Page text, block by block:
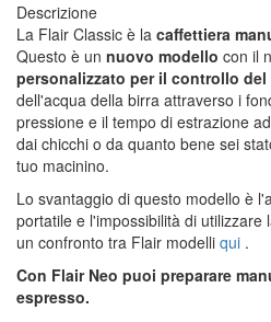
Descrizione
La Flair Classic è la caffettiera
Questo è un nuovo modello con il
personalizzato per il controllo
dell'acqua della birra attraverso i
pressione e il tempo di estrazione
dai chicchi o da quanto bene sei
tuo macinino.
Lo svantaggio di questo modello è
portatile e l'impossibilità di utilizzare
un confronto tra Flair modelli qui .
Con Flair Neo puoi preparare
espresso.